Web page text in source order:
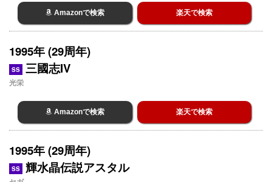
Amazonで検索 楽天で検索
1995年 (29周年)
SS 三國志IV
光栄
Amazonで検索 楽天で検索
1995年 (29周年)
SS 輝水晶伝説アスタル